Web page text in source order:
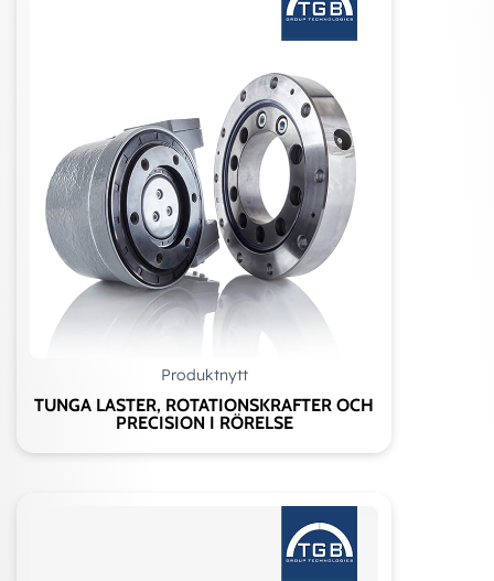
Produktnytt
TUNGA LASTER, ROTATIONSKRAFTER OCH
PRECISION I RÖRELSE